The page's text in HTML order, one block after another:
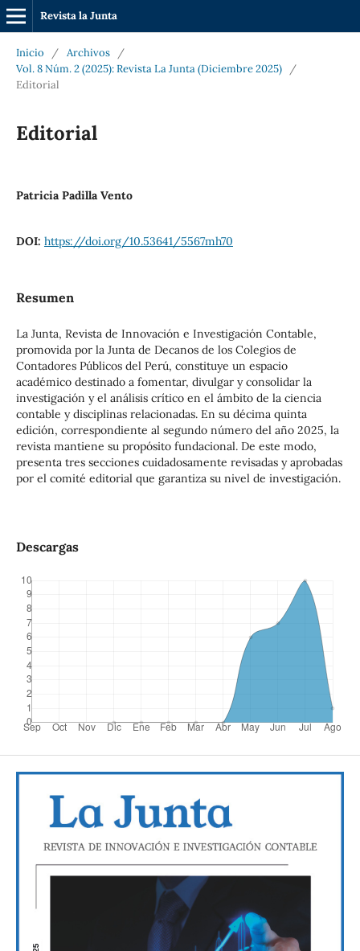
Revista la Junta
Inicio / Archivos
/
Vol. 8 Núm. 2 (2025): Revista La Junta (Diciembre 2025)
/
Editorial
Editorial
Patricia Padilla Vento
DOI: https://doi.org/10.53641/5567mh70
Resumen
La Junta, Revista de Innovación e Investigación Contable,
promovida por la Junta de Decanos de los Colegios de
Contadores Públicos del Perú, constituye un espacio
académico destinado a fomentar, divulgar y consolidar la
investigación y el análisis crítico en el ámbito de la ciencia
contable y disciplinas relacionadas. En su décima quinta
edición, correspondiente al segundo número del año 2025, la
revista mantiene su propósito fundacional. De este modo,
presenta tres secciones cuidadosamente revisadas y aprobadas
por el comité editorial que garantiza su nivel de investigación.
Descargas